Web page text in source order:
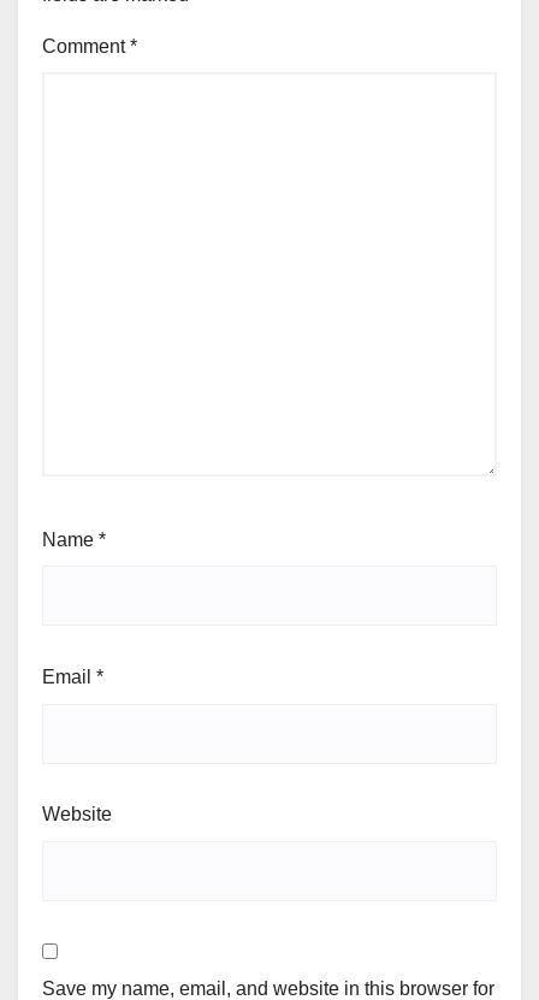
Comment*
Name *
Email *
Website
Save my name, email, and website in this browser for